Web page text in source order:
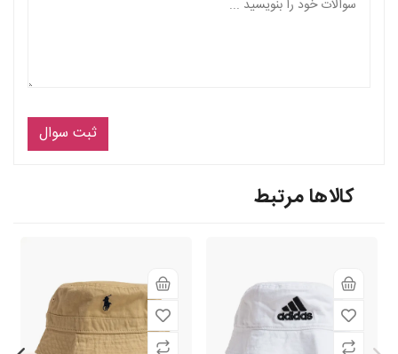
ثبت سوال
کالاها مرتبط